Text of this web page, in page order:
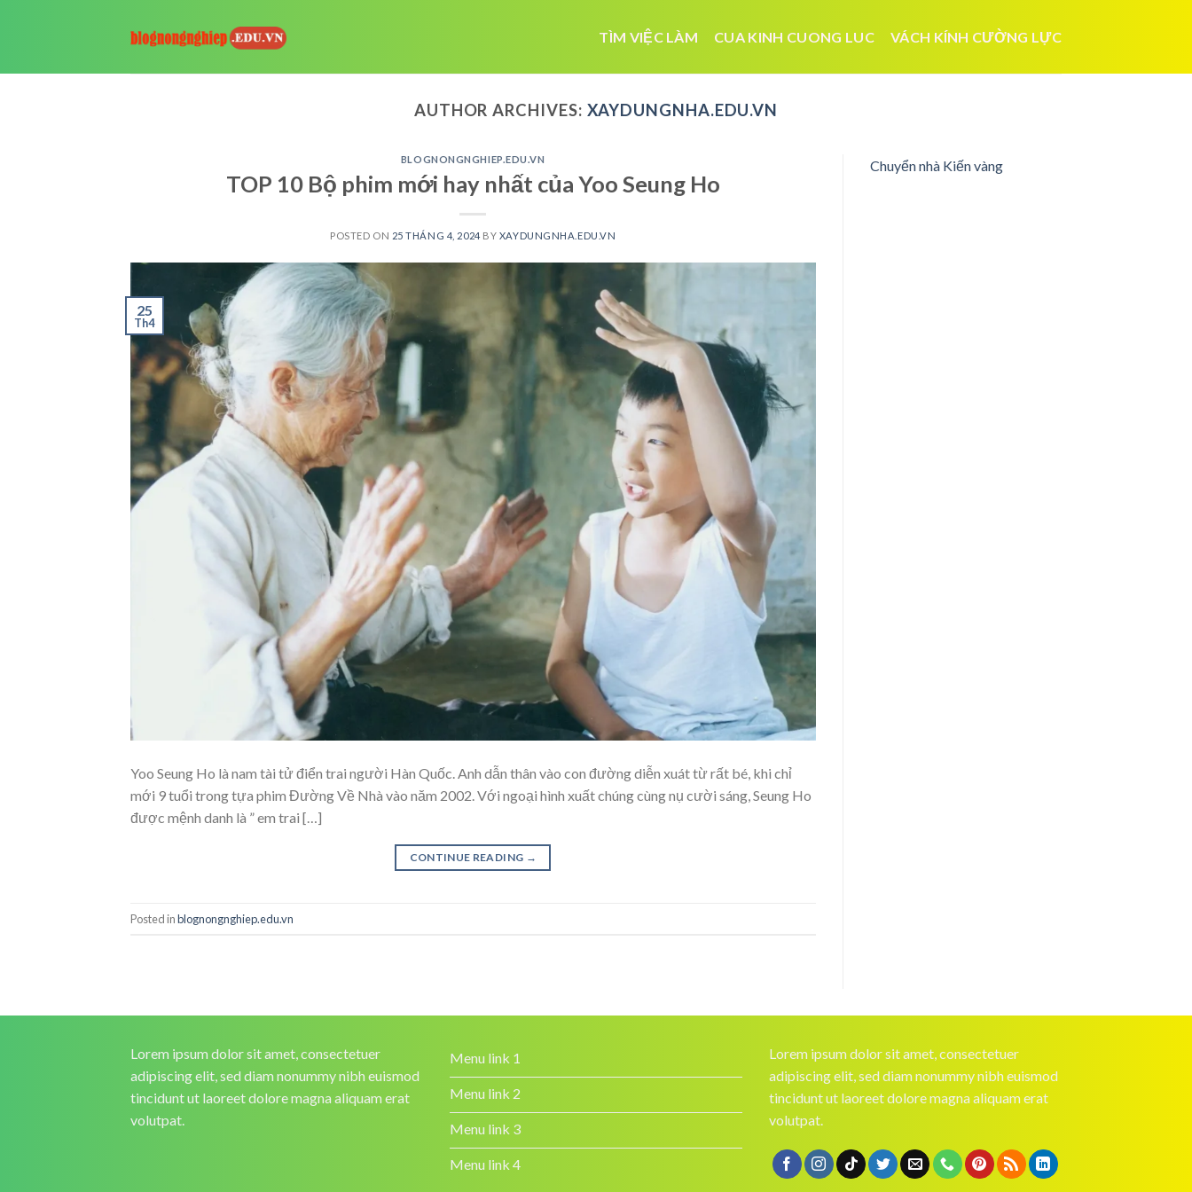
TÌM VIỆC LÀM CUA KINH CUONG LUC VÁCH KÍNH CƯỜNG LỰC
AUTHOR ARCHIVES: XAYDUNGNHA.EDU.VN
BLOGNONGNGHIEP.EDU.VN
TOP 10 Bộ phim mới hay nhất của Yoo Seung Ho
POSTED ON 25 THÁNG 4, 2024 BY XAYDUNGNHA.EDU.VN
25
Th4
Yoo Seung Ho là nam tài tử điển trai người Hàn Quốc. Anh dẫn thân vào con đường diễn xuát từ rất bé, khi chỉ
mới 9 tuổi trong tựa phim Đường Về Nhà vào năm 2002. Với ngoại hình xuất chúng cùng nụ cười sáng, Seung Ho
được mệnh danh là ” em trai […]
CONTINUE READING →
Posted inblognongnghiep.edu.vn
Chuyển nhà Kiến vàng
Lorem ipsum dolor sit amet, consectetuer
adipiscing elit, sed diam nonummy nibh euismod
tincidunt ut laoreet dolore magna aliquam erat
volutpat.
Menu link 1
Menu link 2
Menu link 3
Menu link 4
Lorem ipsum dolor sit amet, consectetuer
adipiscing elit, sed diam nonummy nibh euismod
tincidunt ut laoreet dolore magna aliquam erat
volutpat.